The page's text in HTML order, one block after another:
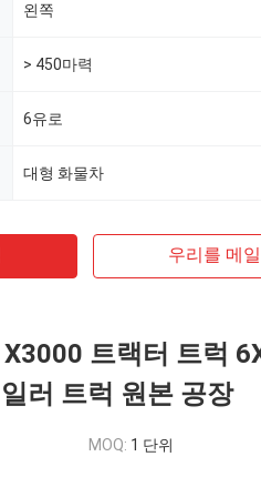
왼쪽
> 450마력
6유로
대형 화물차
우리를 메일
트랙터 트럭
러 트럭 원본 공장
MOQ: 1 단위